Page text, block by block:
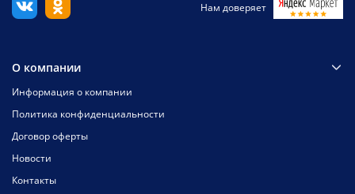
Нам доверяет
О компании
Информация о компании
Политика конфиденциальности
Договор оферты
Новости
Контакты